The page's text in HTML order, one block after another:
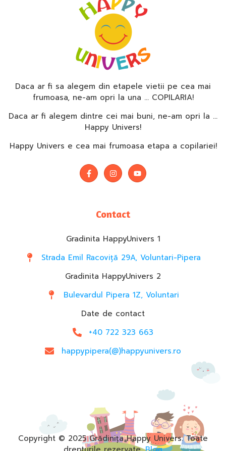
Daca ar fi sa alegem din etapele vietii pe cea mai
frumoasa, ne-am opri la una … COPILARIA!
Daca ar fi alegem dintre cei mai buni, ne-am opri la …
Happy Univers!
Happy Univers e cea mai frumoasa etapa a copilariei!
Contact
Gradinita HappyUnivers 1
Strada Emil Racoviță 29A, Voluntari-Pipera
Gradinita HappyUnivers 2
Bulevardul Pipera 1Z, Voluntari
Date de contact
+40 722 323 663
happypipera(@)happyunivers.ro
Copyright © 2025 Grădinița Happy Univers. Toate